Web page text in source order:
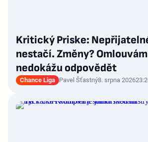
Kritický Priske:
nestačí. Změny?
nedokážu odpovědět
Chance Liga Pavel Šťastný8. srpna 2026